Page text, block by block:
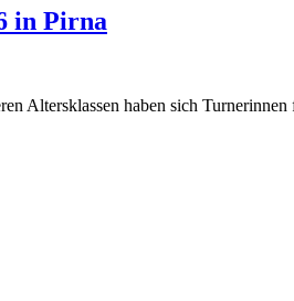
in Pirna
Altersklassen haben sich